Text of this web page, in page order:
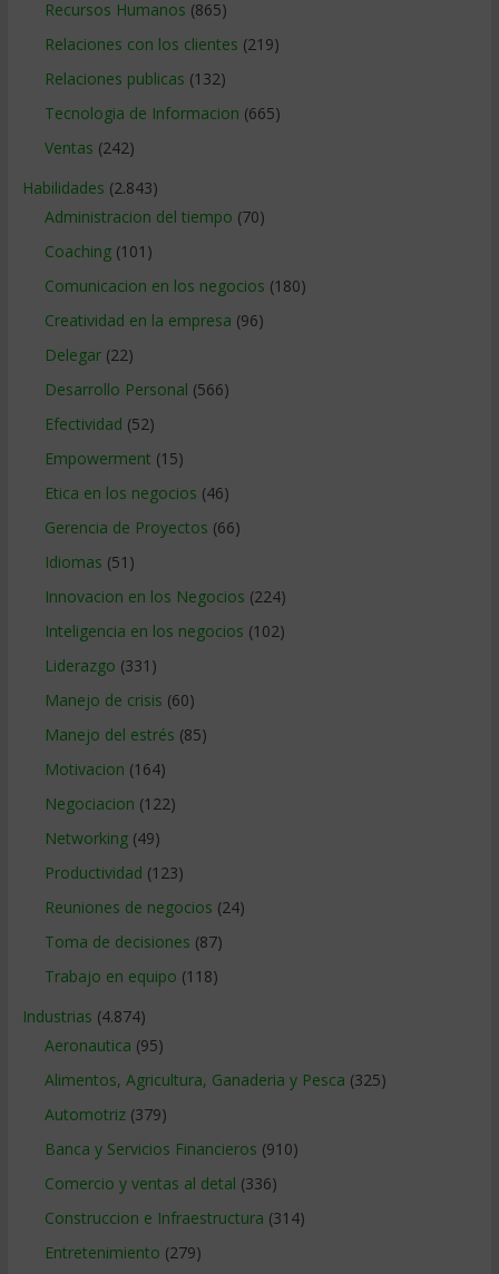
Recursos Humanos (865)
Relaciones con los clientes (219)
Relaciones publicas (132)
Tecnologia de Informacion (665)
Ventas (242)
Habilidades (2.843)
Administracion del tiempo (70)
Coaching(101)
Comunicacion en los negocios (180)
Creatividad en la empresa (96)
Delegar(22)
Desarrollo Personal (566)
Efectividad (52)
Empowerment (15)
Etica en los negocios (46)
Gerencia de Proyectos (66)
Idiomas (51)
Innovacion en los Negocios (224)
Inteligencia en los negocios (102)
Liderazgo (331)
Manejo de crisis (60)
Manejo del estrés (85)
Motivacion (164)
Negociacion (122)
Networking(49)
Productividad (123)
Reuniones de negocios (24)
Toma de decisiones (87)
Trabajo en equipo (118)
Industrias (4.874)
Aeronautica (95)
Alimentos, Agricultura, Ganaderia y Pesca (325)
Automotriz(379)
Banca y Servicios Financieros (910)
Comercio y ventas al detal (336)
Construccion e Infraestructura (314)
Entretenimiento (279)